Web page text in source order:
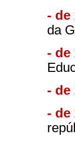
- de
da
- de
- de
- de